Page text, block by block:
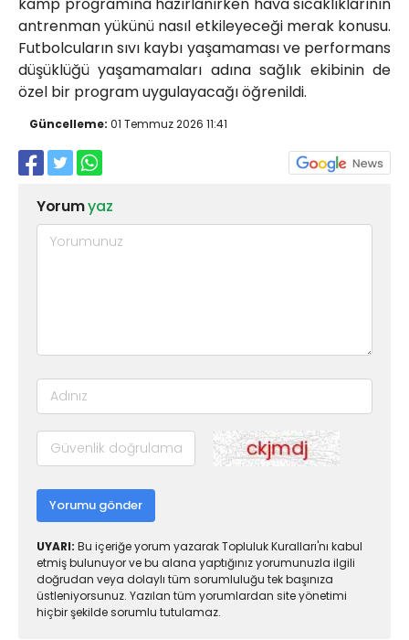
kamp programına hazırlanırken hava sıcaklıklarının
antrenman yükünü nasıl etkileyeceği merak konusu.
Futbolcuların sıvı kaybı yaşamaması ve performans
düşüklüğü yaşamamaları adına sağlık ekibinin de
özel bir program uygulayacağı öğrenildi.
Güncelleme: 01 Temmuz 2026 11:41
Yorumyaz
Yorumu gönder
UYARI: Bu içeriğe yorum yazarak Topluluk Kuralları'nı kabul
etmiş bulunuyor ve bu alana yaptığınız yorumunuzla ilgili
doğrudan veya dolaylı tüm sorumluluğu tek başınıza
üstleniyorsunuz. Yazılan tüm yorumlardan site yönetimi
hiçbir şekilde sorumlu tutulamaz.